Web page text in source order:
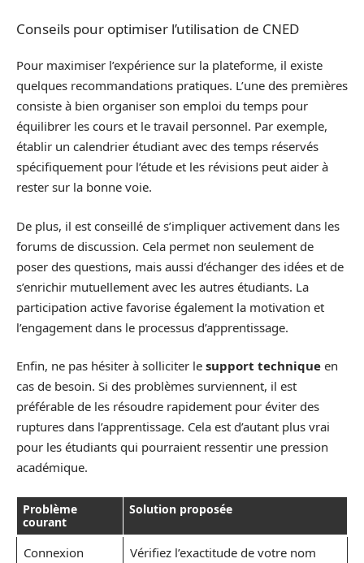
Conseils pour optimiser l’utilisation de CNED
Pour maximiser l’expérience sur la plateforme, il existe
quelques recommandations pratiques. L’une des premières
consiste à bien organiser son emploi du temps pour
équilibrer les cours et le travail personnel. Par exemple,
établir un calendrier étudiant avec des temps réservés
spécifiquement pour l’étude et les révisions peut aider à
rester sur la bonne voie.
De plus, il est conseillé de s’impliquer activement dans les
forums de discussion. Cela permet non seulement de
poser des questions, mais aussi d’échanger des idées et de
s’enrichir mutuellement avec les autres étudiants. La
participation active favorise également la motivation et
l’engagement dans le processus d’apprentissage.
Enfin, ne pas hésiter à solliciter le support technique en
cas de besoin. Si des problèmes surviennent, il est
préférable de les résoudre rapidement pour éviter des
ruptures dans l’apprentissage. Cela est d’autant plus vrai
pour les étudiants qui pourraient ressentir une pression
académique.
Problème
courant
Solution proposée
Connexion
Vérifiez l’exactitude de votre nom